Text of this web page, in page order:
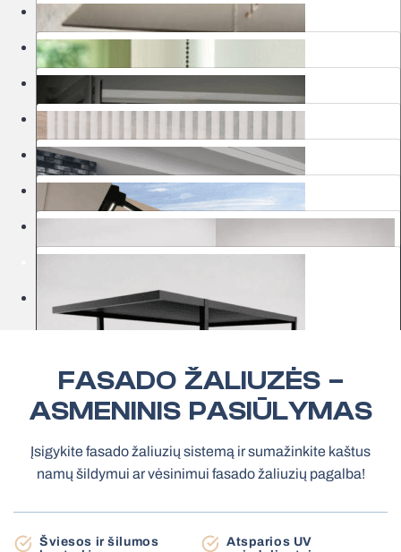
Klasikiniai roletai
Roletai diena-naktis
Išmanus valdymas
Elektriniai roletai MOTIONBLINDS
Tinkleliai
Tinkleliai rėmeliai
Tinkleliai roletai
Užuolaidos
Garažo vartai
Markizės
Terasinės markizės
Pergola pavėsinės
Bioklimatinės pergolos Tentinės pergolos
Stoginė automobiliui
Salonai
FASADO ŽALIUZĖS –
ASMENINIS PASIŪLYMAS
Įsigykite fasado žaliuzių sistemą ir sumažinkite kaštus
namų šildymui ar vėsinimui fasado žaliuzių pagalba!
Šviesos ir šilumos
Atsparios UV